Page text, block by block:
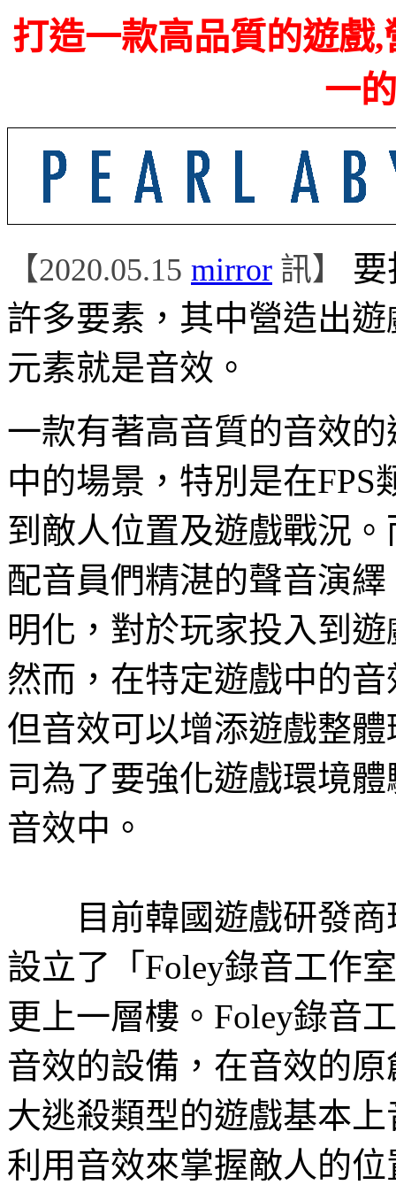
打造一款高品質的遊戲,
一
【2020.05.15 mirror 訊】
許多要素，其中營造出
元素就是音效。
一款有著高音質的音效
中的場景，特別是在FPS
到敵人位置及遊戲戰況。
配音員們精湛的聲音演
明化，對於玩家投入到
然而，在特定遊戲中的
但音效可以增添遊戲整
司為了要強化遊戲環境
音效中。
目前韓國遊戲研發商
設立了「 Foley錄音工作
更上一層樓。 Foley錄音
音效的設備，在音效的
大逃殺類型的遊戲基本
利用音效來掌握敵人的